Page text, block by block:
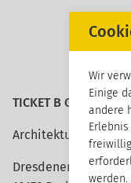
TICKET B GmbH
Architektur erleben
Dresdener Straße 113
Wir
Einige
andere
werden.